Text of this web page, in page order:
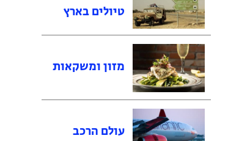
טיולים בארץ
מזון ומשקאות
עולם הרכב